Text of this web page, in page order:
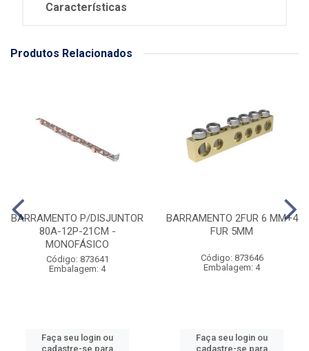
Características
Produtos Relacionados
BARRAMENTO P/DISJUNTOR
80A-12P-21CM -
MONOFÁSICO
Código: 873641
Embalagem: 4
Faça seu login ou
cadastre-se para
BARRAMENTO 2FUR 6 MM+4
FUR 5MM
Código: 873646
Embalagem: 4
Faça seu login ou
cadastre-se para